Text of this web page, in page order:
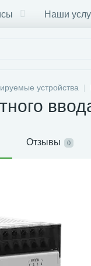
Наши
устройства
Отзывы 0